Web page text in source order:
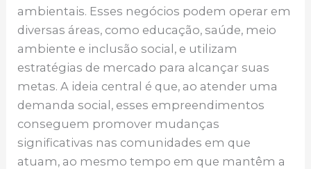
ambientais. Esses negócios podem operar em
diversas áreas, como educação, saúde, meio
ambiente e inclusão social, e utilizam
estratégias de mercado para alcançar suas
metas. A ideia central é que, ao atender uma
demanda social, esses empreendimentos
conseguem promover mudanças
significativas nas comunidades em que
atuam, ao mesmo tempo em que mantêm a